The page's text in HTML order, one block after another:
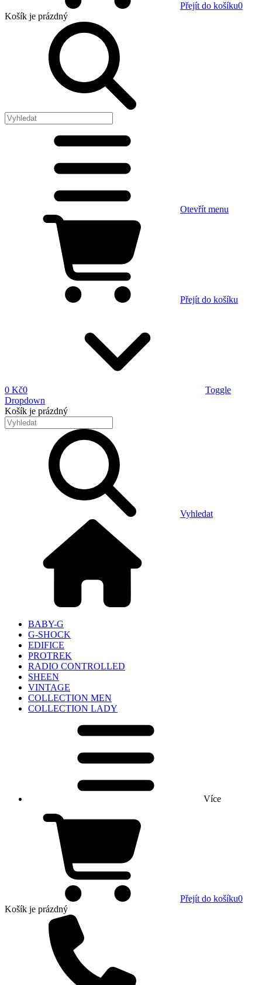
Přejít do košíku0
Košík je prázdný
Otevřít menu
Přejít do košíku
0 Kč0
Toggle
Dropdown
Košík je prázdný
Vyhledat
BABY-G
G-SHOCK
EDIFICE
PROTREK
RADIO CONTROLLED
SHEEN
VINTAGE
COLLECTION MEN
COLLECTION LADY
Více
Přejít do košíku0
Košík je prázdný